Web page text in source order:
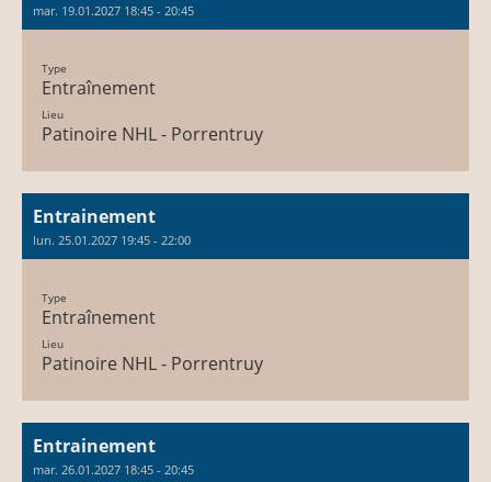
mar. 19.01.2027 18:45 - 20:45
Type
Entraînement
Lieu
Patinoire NHL - Porrentruy
Entrainement
lun. 25.01.2027 19:45 - 22:00
Type
Entraînement
Lieu
Patinoire NHL - Porrentruy
Entrainement
mar. 26.01.2027 18:45 - 20:45